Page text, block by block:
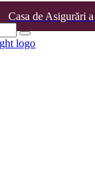
Casa de Asigurări